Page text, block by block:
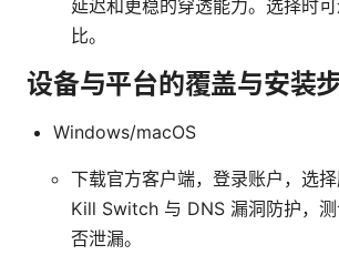
延迟和更稳的穿透能力。选择时
比。
设备与平台的覆盖与安装
Windows/macOS
下载官方客户端，登录账户，选
Kill Switch 与 DNS 漏洞防护，
否泄漏。